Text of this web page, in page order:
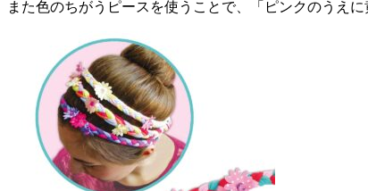
また色のちがうピースを使うことで、「ピンクのうえ